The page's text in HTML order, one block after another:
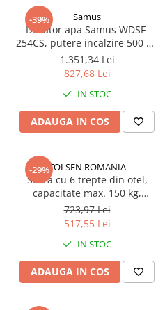
-39% Samus
Dozator apa Samus WDSF-
254CS, putere incalzire 500 W,
compresor pentru racire,
siguranta copii, Argintiu
1.351,34 Lei
827,68 Lei
IN STOC
ADAUGA IN COS
-29%TOLSEN ROMANIA
Scara cu 6 trepte din otel,
capacitate max. 150 kg,
dimensiuni 1200x500x1720
mm
723,97 Lei
517,55 Lei
IN STOC
ADAUGA IN COS